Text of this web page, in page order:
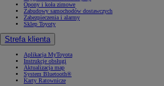
Opony i koła zimowe
Zabudowy samochodów dostawczych
Zabezpieczenia i alarmy
Sklep Toyoty
Strefa klienta
Aplikacja MyToyota
Instrukcje obsługi
Aktualizacja map
System Bluetooth®
Karty Ratownicze